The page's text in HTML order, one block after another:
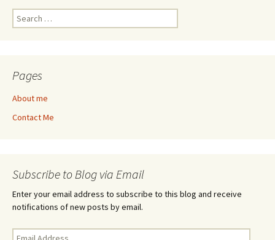
Search
for:
Pages
About me
Contact Me
Subscribe to Blog via Email
Enter your email address to subscribe to this blog and receive
notifications of new posts by email.
Email